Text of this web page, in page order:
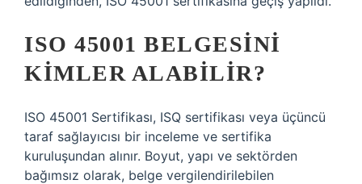
ISO 45001 BELGESINI
KIMLER ALABILIR?
ISO 45001 Sertifikası, ISQ sertifikası veya üçüncü
taraf sağlayıcısı bir inceleme ve sertifika
kuruluşundan alınır. Boyut, yapı ve sektörden
bağımsız olarak, belge vergilendirilebilen